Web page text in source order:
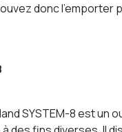
donc l'emporter
SYSTEM-8 est un